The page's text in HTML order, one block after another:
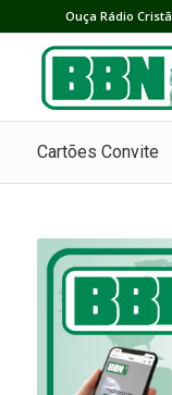
Ouça Rádio Cristã
Cartões Convite